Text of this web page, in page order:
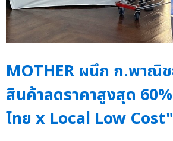
MOTHER ผนึก ก.พาณิ
สินค้าลดราคาสูงสุด
ไทย x Local Low Cost"